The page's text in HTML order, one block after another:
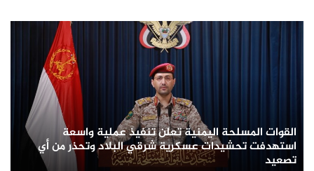
القوات المسلحة اليمنية تعلن تنفيذ عملية واسعة
استهدفت تحشيدات عسكرية شرقي البلاد وتحذر من أي
تصعيد